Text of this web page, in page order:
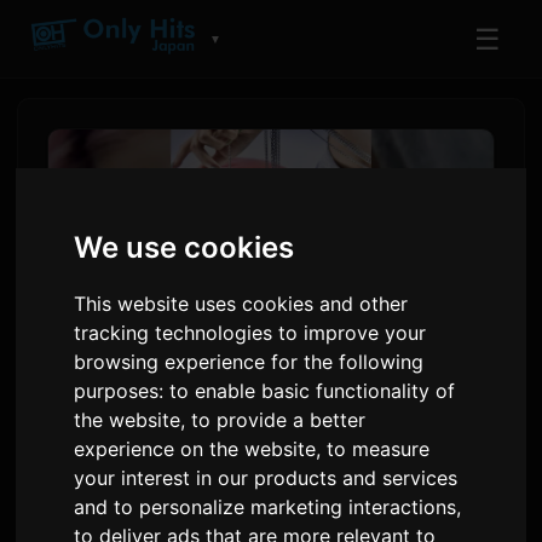
We use cookies
This website uses cookies and other
tracking technologies to improve your
browsing experience for the following
purposes:to enable basic functionality of
the website,to provide a better
experience on the website,to measure
your interest in our products and services
and to personalize marketing interactions,
to deliver ads that are more relevant to
▼ ☰
शिहोरी ने 'व्हेन आई डिसाइडेड नॉट टू डाई'
जारी की, व्यक्तिगत संघर्ष से जन्मा एक गीत
द्वाराSam 1 जून 2026
अंग्रेजी से अनुवादित